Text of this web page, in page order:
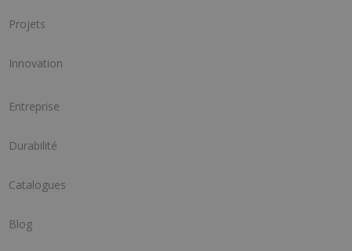
Projets
Innovation
Entreprise
Durabilité
Catalogues
Blog